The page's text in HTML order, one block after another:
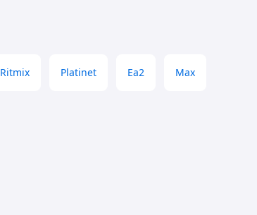
Ritmix Platinet Ea2 Max